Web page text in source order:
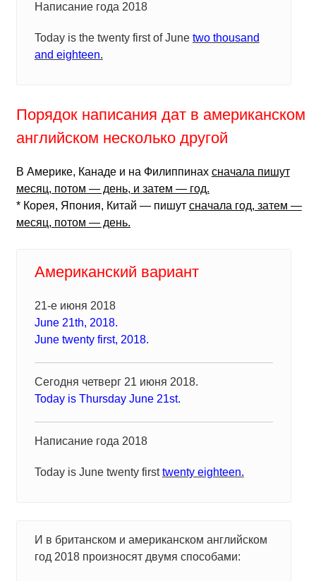
Написание года 2018
Today is the twenty first of June two thousand
and eighteen.
Порядок написания дат в американском
английском несколько другой
В Америке, Канаде и на Филиппинах сначала пишут
месяц, потом — день, и затем — год.
* Корея, Япония, Китай — пишут сначала год, затем —
месяц, потом — день.
Американский вариант
21-е июня 2018
June 21th, 2018.
June twenty first, 2018.
Сегодня четверг 21 июня 2018.
Today is Thursday June 21st.
Написание года 2018
Today is June twenty firsttwenty eighteen.
И в британском и американском английском
год 2018 произносят двумя способами: